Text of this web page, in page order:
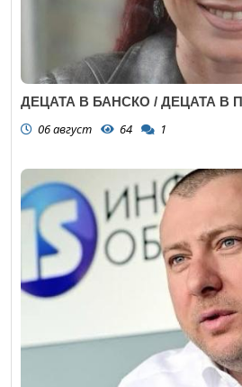
ДЕЦАТА В БАНСКО / ДЕЦАТА В
06 август 64 1